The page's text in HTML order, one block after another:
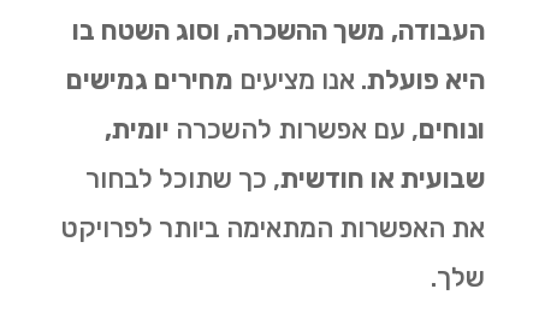
העבודה, משך ההשכרה, וסוג השטח בו
היא פועלת. אנו מציעים מחירים גמישים
ונוחים, עם אפשרות להשכרה יומית,
שבועית או חודשית, כך שתוכל לבחור
את האפשרות המתאימה ביותר לפרויקט
שלך.